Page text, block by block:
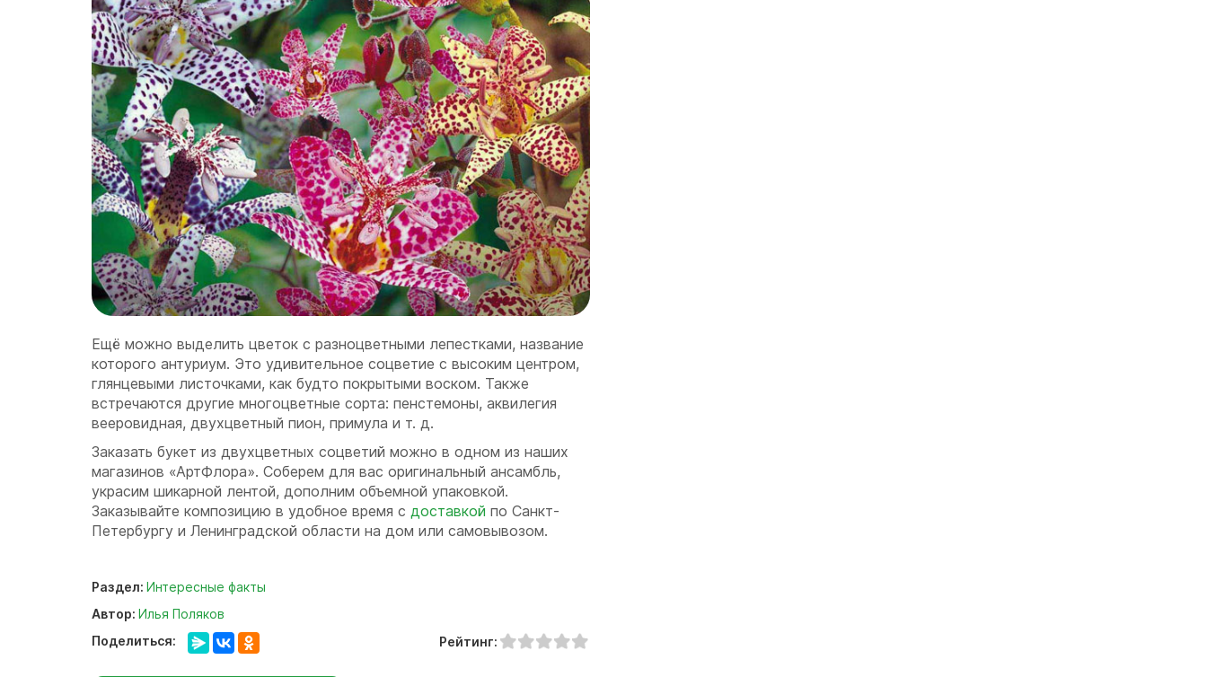
Ещё можно выделить цветок с разноцветными лепестками, название
которого антуриум. Это удивительное соцветие с высоким центром,
глянцевыми листочками, как будто покрытыми воском. Также
встречаются другие многоцветные сорта: пенстемоны, аквилегия
вееровидная, двухцветный пион, примула и т. д.
Заказать букет из двухцветных соцветий можно в одном из наших
магазинов «АртФлора». Соберем для вас оригинальный ансамбль,
украсим шикарной лентой, дополним объемной упаковкой.
Заказывайте композицию в удобное время с доставкой по Санкт-
Петербургу и Ленинградской области на дом или самовывозом.
Раздел: Интересные факты
Автор: Илья Поляков
Поделиться:
Рейтинг: